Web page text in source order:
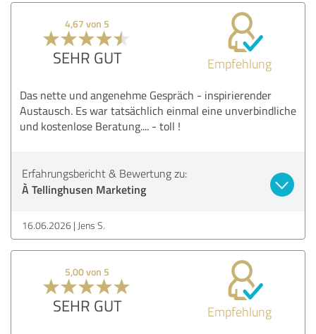
4,67 von 5
SEHR GUT Empfehlung
Das nette und angenehme Gespräch - inspirierender
Austausch. Es war tatsächlich einmal eine unverbindliche
und kostenlose Beratung.... - toll !
Erfahrungsbericht & Bewertung zu:
À Tellinghusen Marketing
16.06.2026 Jens S.
5,00 von 5
SEHR GUT Empfehlung